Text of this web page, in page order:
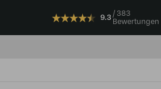
9.3
383
Bewertungen